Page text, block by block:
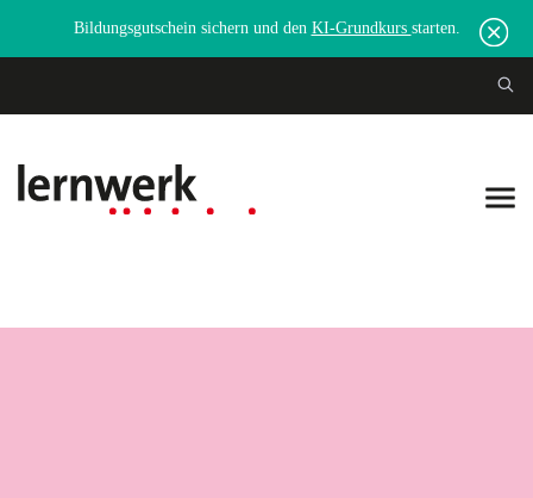
Bildungsgutschein sichern und den KI-Grundkurs starten.